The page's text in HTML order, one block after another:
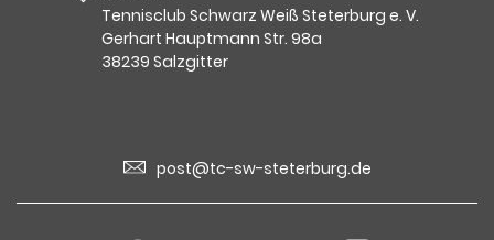
Tennisclub Schwarz Weiß Steterburg e. V.
Gerhart Hauptmann Str. 98a
38239 Salzgitter
post@tc-sw-steterburg.de